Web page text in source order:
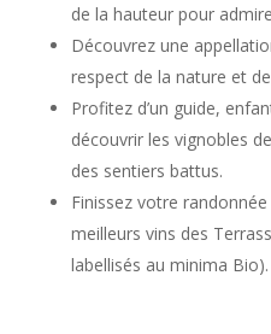
de la hauteur pour
Découvrez une
respect de la nature et
Profitez d’un guide,
découvrir les vignobles
des sentiers battus.
Finissez votre
meilleurs vins des
labellisés au minima Bio).